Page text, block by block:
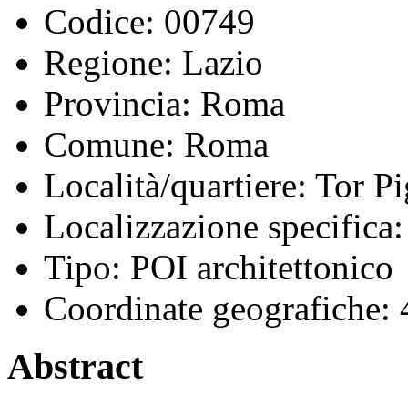
Codice: 00749
Regione: Lazio
Provincia: Roma
Comune: Roma
Località/quartiere: Tor
Localizzazione specifica:
Tipo: POI architettonico
Coordinate geografiche:
Abstract